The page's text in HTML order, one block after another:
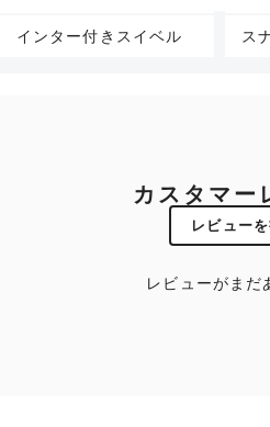
インター付きスイベル ス
カスタマー
レビューを
レビューがまだ